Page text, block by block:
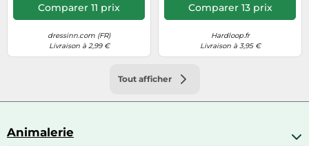
Comparer 11 prix
dressinn.com (FR)
Livraison à 2,99 €
Comparer 13 prix
Hardloop.fr
Livraison à 3,95 €
Tout afficher
Animalerie